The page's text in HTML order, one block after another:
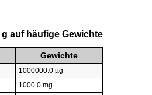
auf häufige Gewichte
Gewichte
1000000.0 µg
1000.0 mg